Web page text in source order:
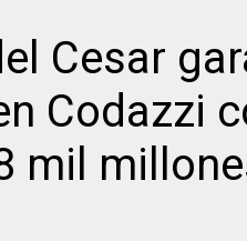
Cesar
Codazzi
mil